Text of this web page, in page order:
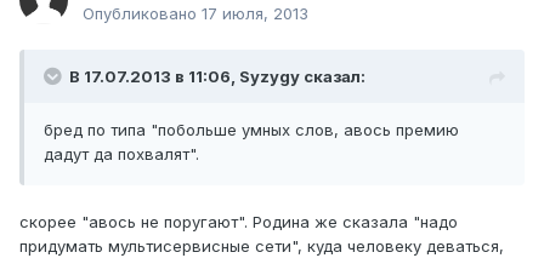
Опубликовано 17 июля, 2013
В 17.07.2013 в 11:06, Syzygy сказал:
бред по типа "побольше умных слов, авось премию
дадут да похвалят".
скорее "авось не поругают". Родина же сказала "надо
придумать мультисервисные сети", куда человеку деваться,